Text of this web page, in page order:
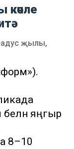
көчле
җылы,
яңгыр
8–10